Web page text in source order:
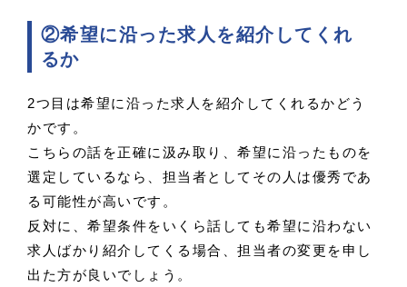
②希望に沿った求人を紹介してくれ
るか
2つ目は希望に沿った求人を紹介してくれるかどう
かです。
こちらの話を正確に汲み取り、希望に沿ったものを
選定しているなら、担当者としてその人は優秀であ
る可能性が高いです。
反対に、希望条件をいくら話しても希望に沿わない
求人ばかり紹介してくる場合、担当者の変更を申し
出た方が良いでしょう。